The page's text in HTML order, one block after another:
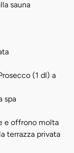
sauna
(1 dl) a
spa
e offrono molta
terrazza privata